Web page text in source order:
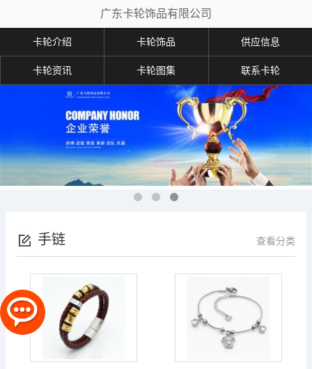
广东卡轮饰品有限公司
卡轮介绍 卡轮饰品 供应信息
卡轮资讯 卡轮图集 联系卡轮
手链 查看分类